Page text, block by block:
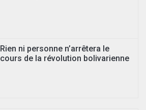
Rien ni personne n’arrêtera le
cours de la révolution bolivarienne